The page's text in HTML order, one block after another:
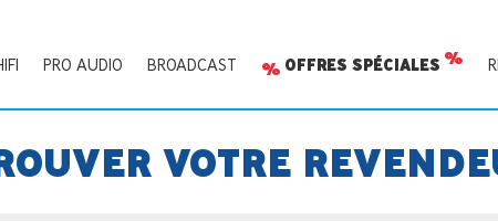
PRO AUDIO BROADCAST OFFRES SPÉCIALES
VOTRE